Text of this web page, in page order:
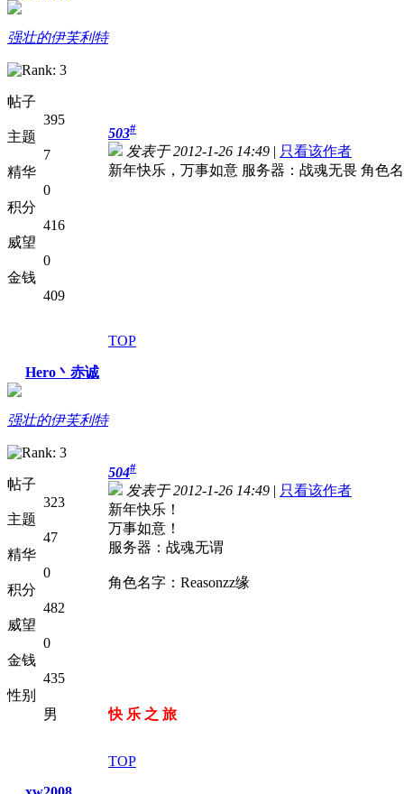
强壮的伊芙利特
帖子
395
主题
7
精华
0
积分
416
威望
0
金钱
409
503#
发表于 2012-1-26 14:49 | 只看该作者
新年快乐，万事如意 服务器：战魂无畏 角色
TOP
Hero丶赤诚
强壮的伊芙利特
帖子
323
主题
47
精华
0
积分
482
威望
0
金钱
435
性别
男
504#
发表于 2012-1-26 14:49 | 只看该作者
新年快乐！
万事如意！
服务器：战魂无谓
角色名字：Reasonzz缘
快 乐 之 旅
TOP